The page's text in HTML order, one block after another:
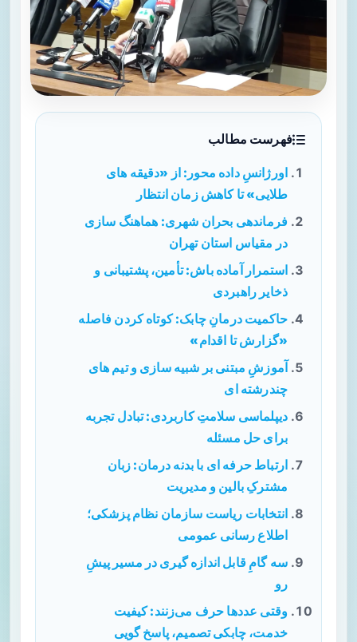
فهرست مطالب
اورژانسِ داده محور: از «دقیقه های
طلایی» تا کاهش زمان انتظار
فرماندهی بحران شهری: هماهنگ سازی
در مقیاس استان تهران
استمرار آماده باش: تأمین، پشتیبانی و
ذخایر راهبردی
حاکمیت درمانِ چابک: کوتاه کردن فاصله
«گزارش تا اقدام»
آموزشِ مبتنی بر شبیه سازی و تیم های
چندرشته ای
دیپلماسی سلامتِ کاربردی: تبادل تجربه
برای حل مسئله
ارتباط حرفه ای با بدنه درمان: زبان
مشترکِ بالین و مدیریت
انتخابات ریاست سازمان نظام پزشکی؛
اطلاع رسانی عمومی
سه گامِ قابل اندازه گیری در مسیر پیشِ
رو
وقتی عددها حرف می‌زنند: کیفیت
خدمت، چابکی تصمیم، پاسخ گویی